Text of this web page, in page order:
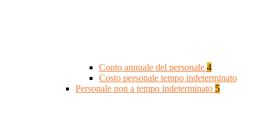
Conto annuale del personale 4
Costo personale tempo indeterminato
Personale non a tempo indeterminato 5